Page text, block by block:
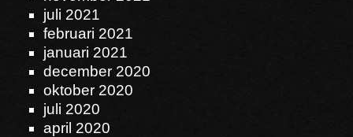
juli 2021
februari 2021
januari 2021
december 2020
oktober 2020
juli 2020
april 2020